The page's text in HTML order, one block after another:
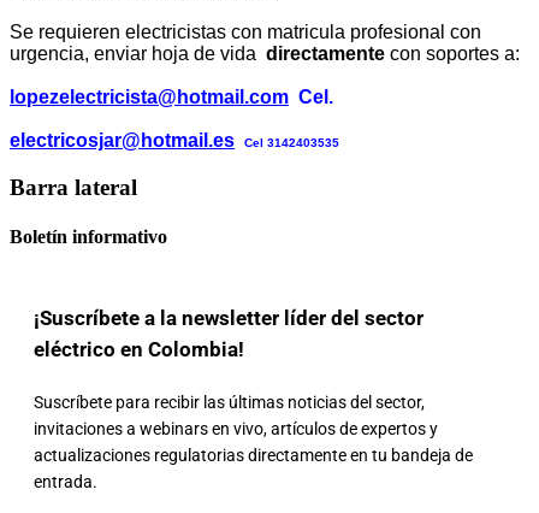
Se requieren electricistas con matricula profesional con
urgencia, enviar hoja de vida directamente con soportes a:
lopezelectricista@hotmail.com Cel.
electricosjar@hotmail.es Cel 3142403535
Barra lateral
Boletín informativo
¡Suscríbete a la newsletter líder del sector
eléctrico en Colombia!
Suscríbete para recibir las últimas noticias del sector,
invitaciones a webinars en vivo, artículos de expertos y
actualizaciones regulatorias directamente en tu bandeja de
entrada.